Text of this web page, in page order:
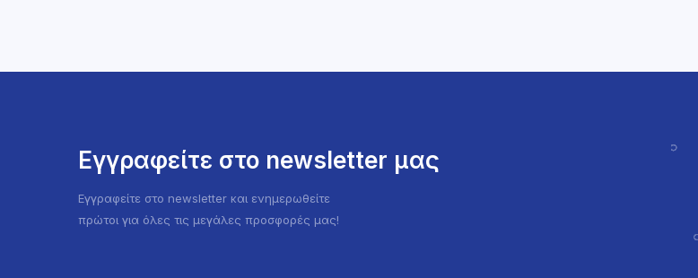
Εγγραφείτε στο newsletter μας
Εγγραφείτε στο newsletter και ενημερωθείτε
πρώτοι για όλες τις μεγάλες προσφορές μας!